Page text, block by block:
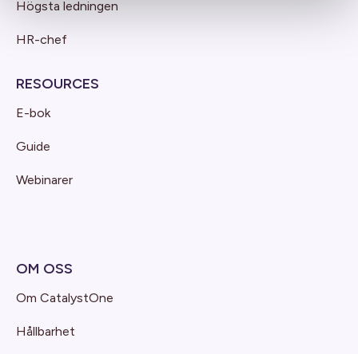
Högsta ledningen
HR-chef
RESOURCES
E-bok
Guide
Webinarer
OM OSS
Om CatalystOne
Hållbarhet